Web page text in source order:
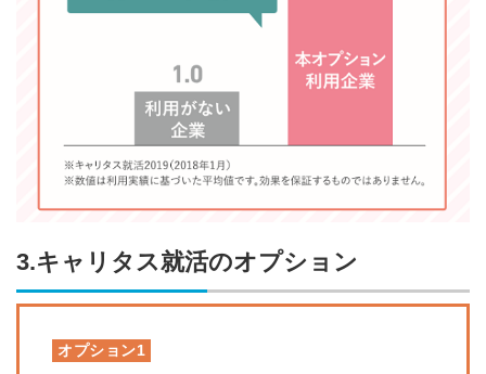
3.キャリタス就活のオプション
オプション1